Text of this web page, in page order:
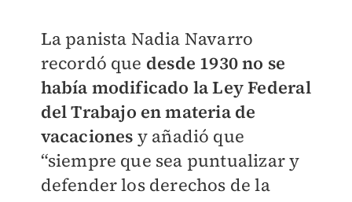
La panista Nadia Navarro
recordó que desde 1930 no se
había modificado la Ley Federal
del Trabajo en materia de
vacaciones y añadió que
“siempre que sea puntualizar y
defender los derechos de la